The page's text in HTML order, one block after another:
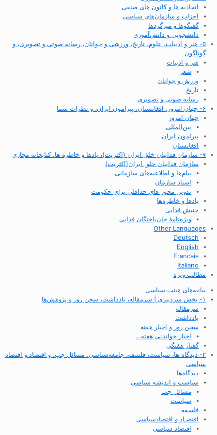
اتحادیه ها و کانون های صنفی
احزاب و سازمان‌های سیاسی
گفتگوها و میزگردها
دانشجویی و دانش‌آموزی
۵- هنر و ادبیات، علوم، تاریخ، ورزشی و جوانان، رسانه صوتی و تصویری، و
گوناگون
هنر و ادبیات
شعر
ورزش و جوانان
تاریخ
رسانه صوتی و تصویری
۶- جهان امروز، افغانستان، پیرامون ایران، و نظرات شما
جهان امروز
بین‌المللی
پیرامون ایران
افغانستان
۷- سازمان فداییان خلق ایران (اکثریت)، یادها و خاطره ها، کتابخانه مجازی
سازمان فداییان خلق ایران(اکثریت)
پیام‌ها و اطلاعیه‌های سازمانی
اسناد سازمان
تدوین محور های حداقلی برای حکومت
یادها و خاطره‌ها
جنبش فدایی
ویژه‌نامهٔ جان‌باختگان فدایی
Other Languages
Deutsch
English
Francais
Italiano
مطالب ویژه
بیانیه‌های هیئت سیاسی
۱- بخش سردبیری | سرمقاله، یادداشت، سخن روز و پژوهش‌ها
سرمقاله
یادداشت
سخن روز و اخبار هفته
اخبار خواندنی هفته…
گفتار هفتگی
۲- دیدگاه ها، سیاست، فلسفه، جامعه‌شناسی، مسائل چپ، و اقتصاد و اقتصاد
سیاسی
دیدگاه‌ها
سیاست و اندیشه سیاسی
مسائل چپ
سیاست
فلسفه
اقتصـاد و اقتصاد‌سیاسی
اقتصاد سیاسی